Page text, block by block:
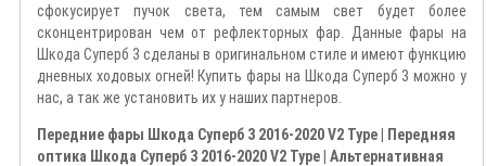
сфокусирует пучок света, тем самым свет будет более
сконцентрирован чем от рефлекторных фар. Данные фары на
Шкода Суперб 3 сделаны в оригинальном стиле и имеют функцию
дневных ходовых огней! Купить фары на Шкода Суперб 3 можно у
нас, а так же установить их у наших партнеров.
Передние фары Шкода Суперб 3 2016-2020 V2 Type | Передняя
оптика Шкода Суперб 3 2016-2020 V2 Type | Альтернативная